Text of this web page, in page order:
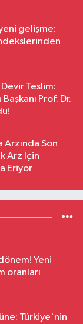
gelişme:
Teslim:
Prof. Dr.
Son
Arz İçin
Eriyor
Yeni
oranları
Türkiye'nin